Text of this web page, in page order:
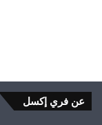
عن فري إكسل